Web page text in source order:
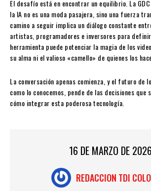
El desafío está en encontrar un equilibrio. La
la IA no es una moda pasajera, sino una fuerza
camino a seguir implica un diálogo constante
artistas, programadores e inversores para
herramienta puede potenciar la magia de los
su alma ni el valioso «camello» de quienes los
La conversación apenas comienza, y el futuro de
como lo conocemos, pende de las decisiones que
cómo integrar esta poderosa tecnología.
16 DE MARZO DE 2026
REDACCION TDI